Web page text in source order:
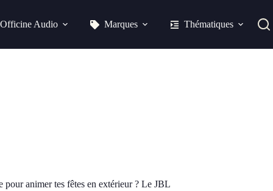
Audio Marques Thématiques
pour animer tes fêtes en extérieur ? Le JBL